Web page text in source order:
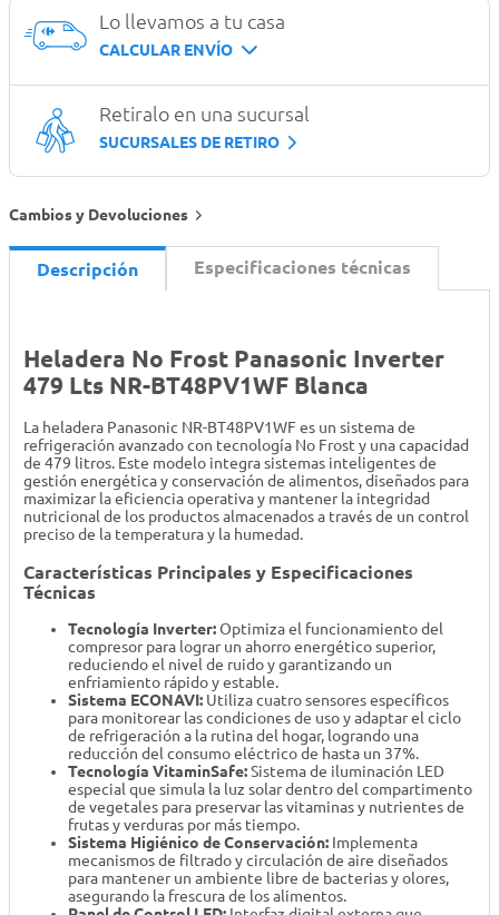
Lo llevamos a tu casa
CALCULAR ENVÍO
Retiralo en una sucursal
SUCURSALES DE RETIRO
Cambios y Devoluciones
Descripción Especificaciones técnicas
Heladera No Frost Panasonic Inverter
479 Lts NR-BT48PV1WF Blanca
La heladera Panasonic NR-BT48PV1WF es un sistema de
refrigeración avanzado con tecnología No Frost y una capacidad
de 479 litros. Este modelo integra sistemas inteligentes de
gestión energética y conservación de alimentos, diseñados para
maximizar la eficiencia operativa y mantener la integridad
nutricional de los productos almacenados a través de un control
preciso de la temperatura y la humedad.
Características Principales y Especificaciones
Técnicas
Tecnología Inverter:Optimiza el funcionamiento del
compresor para lograr un ahorro energético superior,
reduciendo el nivel de ruido y garantizando un
enfriamiento rápido y estable.
Sistema ECONAVI: Utiliza cuatro sensores específicos
para monitorear las condiciones de uso y adaptar el ciclo
de refrigeración a la rutina del hogar, logrando una
reducción del consumo eléctrico de hasta un 37%.
Tecnología VitaminSafe:Sistema de iluminación LED
especial que simula la luz solar dentro del compartimento
de vegetales para preservar las vitaminas y nutrientes de
frutas y verduras por más tiempo.
Sistema Higiénico de Conservación: Implementa
mecanismos de filtrado y circulación de aire diseñados
para mantener un ambiente libre de bacterias y olores,
asegurando la frescura de los alimentos.